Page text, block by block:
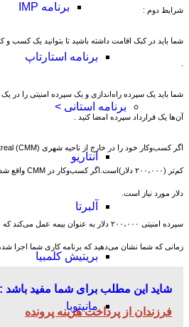
برنامه IMP
برنامه استارتاپ
برنامه استانی >
انتاریو
آلبرتا
بریتیش کلمبیا
مانیتوبا
شرایط دوم :
شما باید در کبک اقامت داشته باشید تا بتوانید یک کسب و
شما باید یک سپرده راه‌اندازی و یک سپرده امنیتی را در
آن‌ها یک قرارداد سپرده امضا کنید .
دلار مورد نیاز است. ​
سپرده امنیتی ۲۰۰،۰۰۰ دلار به عنوان بیمه
زمانی که شما نشان می‌دهید که برنامه کاری شما اجرا
شاید این مطلب برای شما مفید باشد :
فرزندان از پرداخت هزینه پرونده